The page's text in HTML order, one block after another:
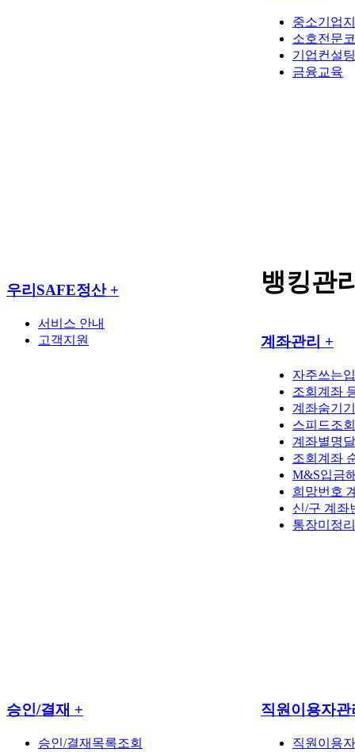
중소기업
소호전문
기업컨설팅
금융교육
우리SAFE정산 +
서비스 안내
고객지원
뱅킹관
계좌관리 +
자주쓰는
조회계좌
계좌숨기기
스피드조
계좌별명
조회계좌
M&S입금
희망번호
신/구 계좌
통장미정
승인/결재 +
승인/결재목록조회
직원이용자
직원이용